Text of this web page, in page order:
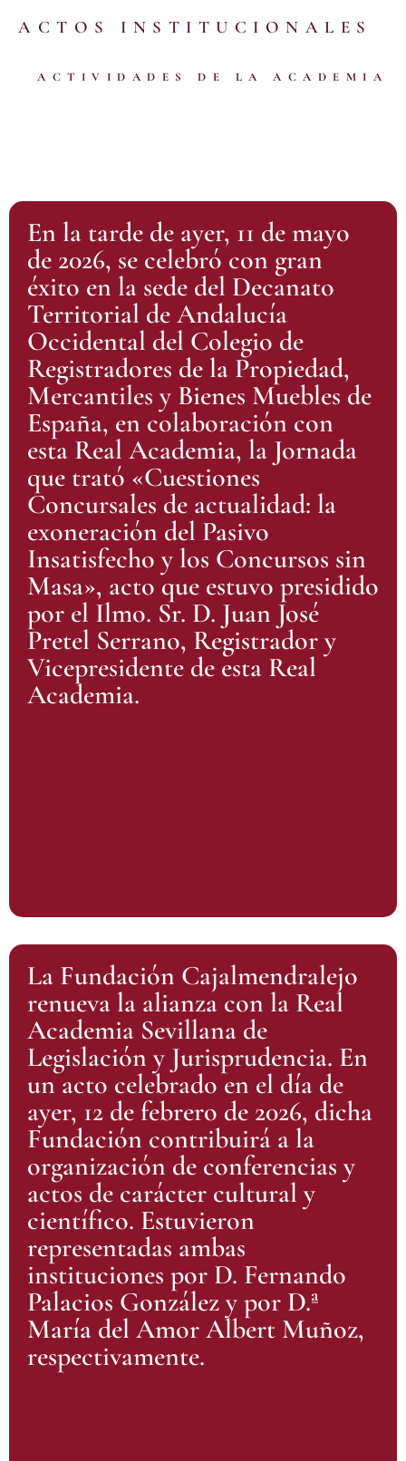
ACTOS INSTITUCIONALES
ACTIVIDADES DE LA ACADEMIA
En la tarde de ayer, 11 de mayo
de 2026, se celebró con gran
éxito en la sede del Decanato
Territorial de Andalucía
Occidental del Colegio de
Registradores de la Propiedad,
Mercantiles y Bienes Muebles de
España, en colaboración con
esta Real Academia, la Jornada
que trató «Cuestiones
Concursales de actualidad: la
exoneración del Pasivo
Insatisfecho y los Concursos sin
Masa», acto que estuvo presidido
por el Ilmo. Sr. D. Juan José
Pretel Serrano, Registrador y
Vicepresidente de esta Real
Academia.
La Fundación Cajalmendralejo
renueva la alianza con la Real
Academia Sevillana de
Legislación y Jurisprudencia. En
un acto celebrado en el día de
ayer, 12 de febrero de 2026, dicha
Fundación contribuirá a la
organización de conferencias y
actos de carácter cultural y
científico. Estuvieron
representadas ambas
instituciones por D. Fernando
Palacios González y por D.ª
María del Amor Albert Muñoz,
respectivamente.